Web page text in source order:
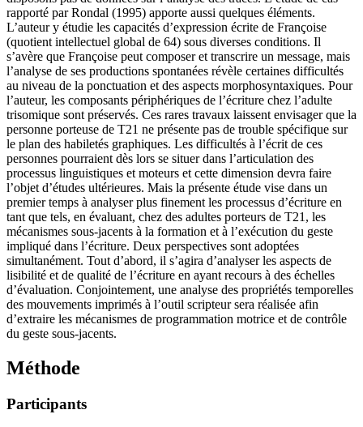
rapporté par Rondal (1995) apporte aussi quelques éléments.
L’auteur y étudie les capacités d’expression écrite de Françoise
(quotient intellectuel global de 64) sous diverses conditions. Il
s’avère que Françoise peut composer et transcrire un message, mais
l’analyse de ses productions spontanées révèle certaines difficultés
au niveau de la ponctuation et des aspects morphosyntaxiques. Pour
l’auteur, les composants périphériques de l’écriture chez l’adulte
trisomique sont préservés. Ces rares travaux laissent envisager que la
personne porteuse de T21 ne présente pas de trouble spécifique sur
le plan des habiletés graphiques. Les difficultés à l’écrit de ces
personnes pourraient dès lors se situer dans l’articulation des
processus linguistiques et moteurs et cette dimension devra faire
l’objet d’études ultérieures. Mais la présente étude vise dans un
premier temps à analyser plus finement les processus d’écriture en
tant que tels, en évaluant, chez des adultes porteurs de T21, les
mécanismes sous-jacents à la formation et à l’exécution du geste
impliqué dans l’écriture. Deux perspectives sont adoptées
simultanément. Tout d’abord, il s’agira d’analyser les aspects de
lisibilité et de qualité de l’écriture en ayant recours à des échelles
d’évaluation. Conjointement, une analyse des propriétés temporelles
des mouvements imprimés à l’outil scripteur sera réalisée afin
d’extraire les mécanismes de programmation motrice et de contrôle
du geste sous-jacents.
Méthode
Participants